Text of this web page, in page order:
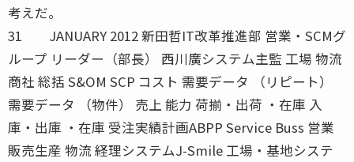
考えだ。
31 JANUARY 2012 新田哲IT改革推進部 営業・SCMグ
ループ リーダー（部長） 西川廣システム主監 工場 物流
商社 総括 S&OM SCP コスト 需要データ （リピート）
需要データ （物件） 売上 能力 荷揃・出荷 ・在庫 入
庫・出庫 ・在庫 受注実績計画ABPP Service Buss 営業
販売生産 物流 経理システムJ-Smile 工場・基地システ